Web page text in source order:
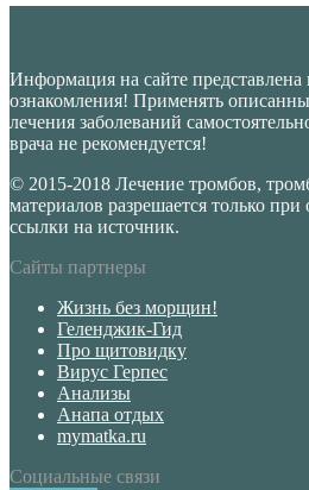
Информация на сайте
ознакомления! Применять
лечения заболеваний
врача не рекомендуется!
© 2015-2018 Лечение тромбов,
материалов разрешается только
ссылки на источник.
Сайты партнеры
Жизнь без морщин!
Геленджик-Гид
Про щитовидку
Вирус Герпес
Анализы
Анапа отдых
mymatka.ru
Социальные связи